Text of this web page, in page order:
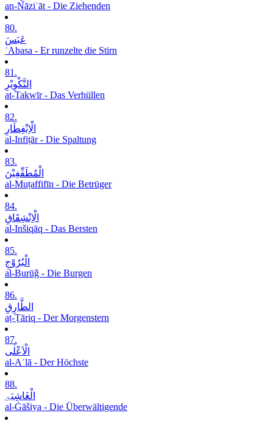
an-Nāziʿāt - Die Ziehenden
80.
عَبَسَ
ʿAbasa - Er runzelte die Stirn
81.
التَّکْوِیْرِ
at-Takwīr - Das Verhüllen
82.
الْاِنْفِطَارِ
al-Infiṭār - Die Spaltung
83.
الْمُطَفِّفِیْنَ
al-Muṭaffifīn - Die Betrüger
84.
الْاِنْشِقَاقِ
al-Inšiqāq - Das Bersten
85.
الْبُرُوْجِ
al-Burūǧ - Die Burgen
86.
الطَّارِقِ
aṭ-Ṭāriq - Der Morgenstern
87.
الْاَعْلٰی
al-Aʿlā - Der Höchste
88.
الْغَاشِیَۃِ
al-Ġāšiya - Die Überwältigende